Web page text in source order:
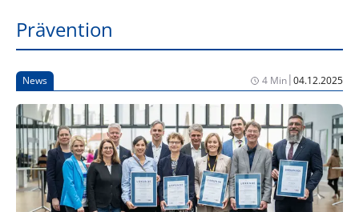
Prävention
News 4 Min|04.12.2025